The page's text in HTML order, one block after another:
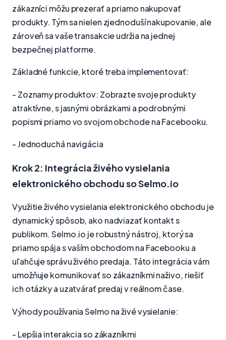
zákazníci môžu prezerať a priamo nakupovať
produkty. Tým sa nielen zjednoduší nakupovanie, ale
zároveň sa vaše transakcie udržia na jednej
bezpečnej platforme.
Základné funkcie, ktoré treba implementovať:
- Zoznamy produktov: Zobrazte svoje produkty
atraktívne, s jasnými obrázkami a podrobnými
popismi priamo vo svojom obchode na Facebooku.
- Jednoduchá navigácia
Krok 2: Integrácia živého vysielania
elektronického obchodu so Selmo.io
Využitie živého vysielania elektronického obchodu je
dynamický spôsob, ako nadviazať kontakt s
publikom. Selmo.io je robustný nástroj, ktorý sa
priamo spája s vaším obchodom na Facebooku a
uľahčuje správu živého predaja. Táto integrácia vám
umožňuje komunikovať so zákazníkmi naživo, riešiť
ich otázky a uzatvárať predaj v reálnom čase.
Výhody používania Selmo na živé vysielanie:
- Lepšia interakcia so zákazníkmi